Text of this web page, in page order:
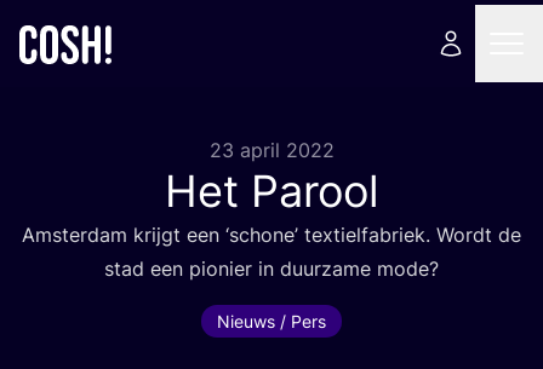
23 april 2022
Het Parool
Amster­dam krijgt een ‘scho­ne’ tex­tiel­fa­briek. Wordt de
stad een pio­nier in duur­za­me mode?
Nieuws / Pers